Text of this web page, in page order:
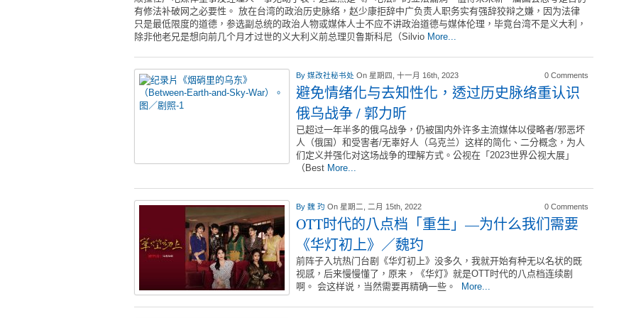
有修法补破网之必要性。 放在台湾的政治历史脉络，赵少康拒辞中广负责人职务实有强辞狡辩之嫌，因为法律
只是最低限度的道德，参选副总统的政治人物或媒体人士不应不讲政治道德与媒体伦理，毕竟台湾不是义大利，
除非他老兄是想向前几个月才过世的义大利义前总理贝鲁斯科尼（Silvio More...
By 媒改社秘书处 On 星期四, 十一月 16th, 2023 0 Comments
避免情绪化与去知性化，透过历史脉络重认识
俄乌战争 / 郭力昕
已超过一年半多的俄乌战争，仍被国内外许多主流媒体以侵略者/邪恶坏
人（俄国）和受害者/无辜好人（乌克兰）这样的简化、二分概念，为人
们定义并强化对这场战争的理解方式。公视在「2023世界公视大展」
（Best More...
By 魏 玓 On 星期二, 二月 15th, 2022 0 Comments
OTT时代的八点档「重生」—为什么我们需要
《华灯初上》／魏玓
前阵子入坑热门台剧《华灯初上》没多久，我就开始有种无以名状的既
视感，后来慢慢懂了，原来，《华灯》就是OTT时代的八点档连续剧
啊。 会这样说，当然需要再精确一些。
More...